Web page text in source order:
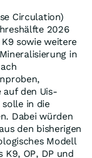
Uis-
dieser Distrikt
Die
2012
mit 0,79
ppm Tantal. K9
Linie mit
angrenzenden
Lage erhöhe
aber keine
sein, ob sich
auch in der